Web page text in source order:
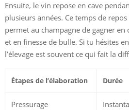
Ensuite, le vin repose en cave
plusieurs années. Ce temps de
permet au champagne de gagner
et en finesse de bulle. Si tu hésites
l’élevage est souvent ce qui fait la
Étapes de l’élaboration Durée
Pressurage